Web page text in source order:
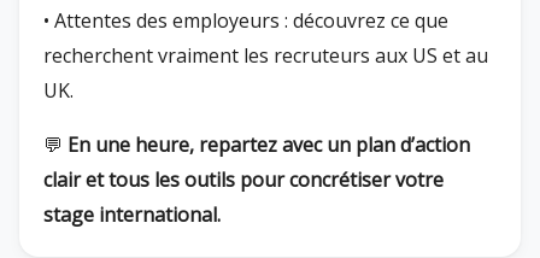
• Attentes des employeurs : découvrez ce que
recherchent vraiment les recruteurs aux US et au
UK.
💬 En une heure, repartez avec un plan d’action
clair et tous les outils pour concrétiser votre
stage international.